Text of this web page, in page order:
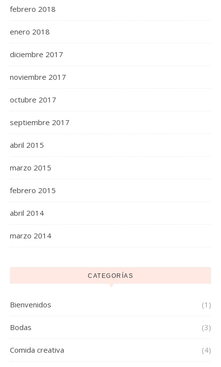
febrero 2018
enero 2018
diciembre 2017
noviembre 2017
octubre 2017
septiembre 2017
abril 2015
marzo 2015
febrero 2015
abril 2014
marzo 2014
CATEGORÍAS
Bienvenidos (1)
Bodas (3)
Comida creativa (4)